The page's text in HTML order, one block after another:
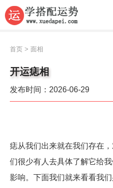
生肖运势
风水
首页 > 面相
开运痣相
发布时间：2026-06-29
痣从我们出来就在我们存在
们很少有人去具体了解它给
影响。下面我们就来看看我们